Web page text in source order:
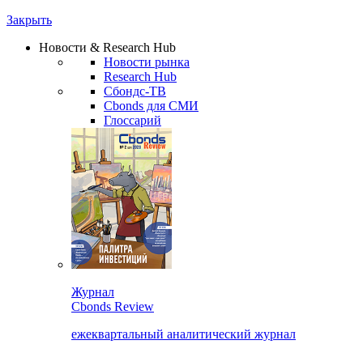
Закрыть
Новости & Research Hub
Новости рынка
Research Hub
Сбондс-ТВ
Cbonds для СМИ
Глоссарий
Журнал
Cbonds Review
ежеквартальный аналитический журнал